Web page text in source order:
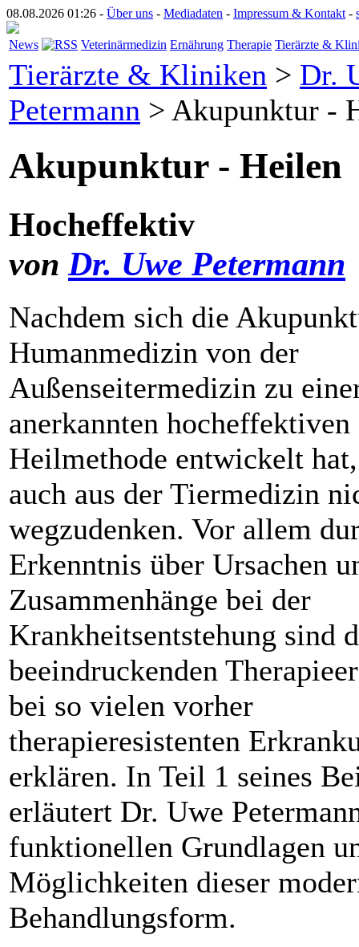
08.08.2026 01:26 - Über uns - Mediadaten - Impressum & Kontakt -
News Veterinärmedizin Ernährung Therapie Tierärzte &
Tierärzte & Kliniken > Dr.
Petermann > Akupunktur -
Akupunktur - Heilen
Hocheffektiv
von Dr. Uwe Petermann
Nachdem sich die
Humanmedizin von der
Außenseitermedizin zu
anerkannten hocheffektiven
Heilmethode entwickelt
auch aus der Tiermedizin
wegzudenken. Vor allem
Erkenntnis über Ursachen
Zusammenhänge bei der
Krankheitsentstehung sind
beeindruckenden
bei so vielen vorher
therapieresistenten
erklären. In Teil 1 seines
erläutert Dr. Uwe
funktionellen Grundlagen
Möglichkeiten dieser
Behandlungsform.